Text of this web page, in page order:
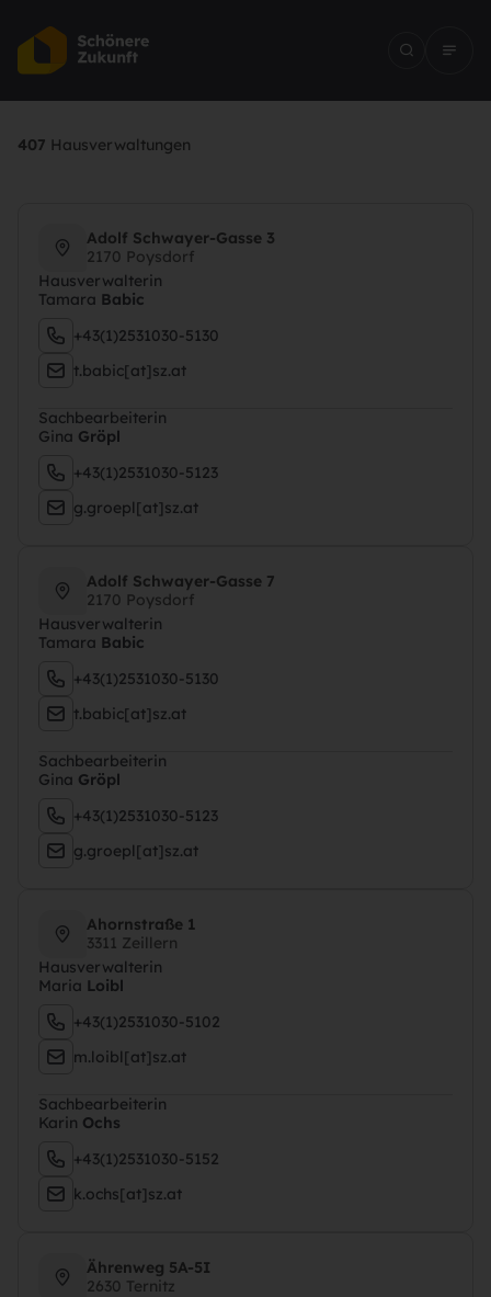
Hausverwaltung
Unser Team entdecken
407 Hausverwaltungen
Adolf Schwayer-Gasse 3
2170 Poysdorf
Hausverwalterin
Tamara Babic
+43(1)2531030-5130
t.babic[at]sz.at
Sachbearbeiterin
Gina Gröpl
+43(1)2531030-5123
g.groepl[at]sz.at
Adolf Schwayer-Gasse 7
2170 Poysdorf
Hausverwalterin
Tamara Babic
+43(1)2531030-5130
t.babic[at]sz.at
Sachbearbeiterin
Gina Gröpl
+43(1)2531030-5123
g.groepl[at]sz.at
Ahornstraße 1
3311 Zeillern
Hausverwalterin
Maria Loibl
+43(1)2531030-5102
m.loibl[at]sz.at
Sachbearbeiterin
Karin Ochs
+43(1)2531030-5152
k.ochs[at]sz.at
Ährenweg 5A-5I
2630 Ternitz